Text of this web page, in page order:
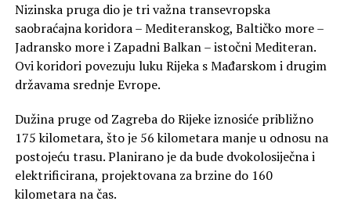
Nizinska pruga dio je tri važna transevropska
saobraćajna koridora – Mediteranskog, Baltičko more –
Jadransko more i Zapadni Balkan – istočni Mediteran.
Ovi koridori povezuju luku Rijeka s Mađarskom i drugim
državama srednje Evrope.
Dužina pruge od Zagreba do Rijeke iznosiće približno
175 kilometara, što je 56 kilometara manje u odnosu na
postojeću trasu. Planirano je da bude dvokolosiječna i
elektrificirana, projektovana za brzine do 160
kilometara na čas.